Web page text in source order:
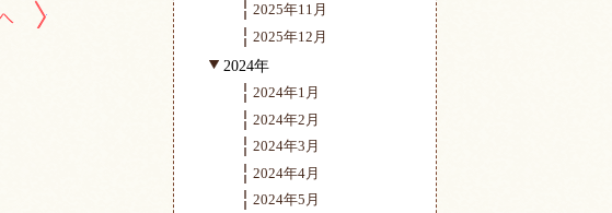
2025年11月
2025年12月
2024年
2024年1月
2024年2月
2024年3月
2024年4月
2024年5月